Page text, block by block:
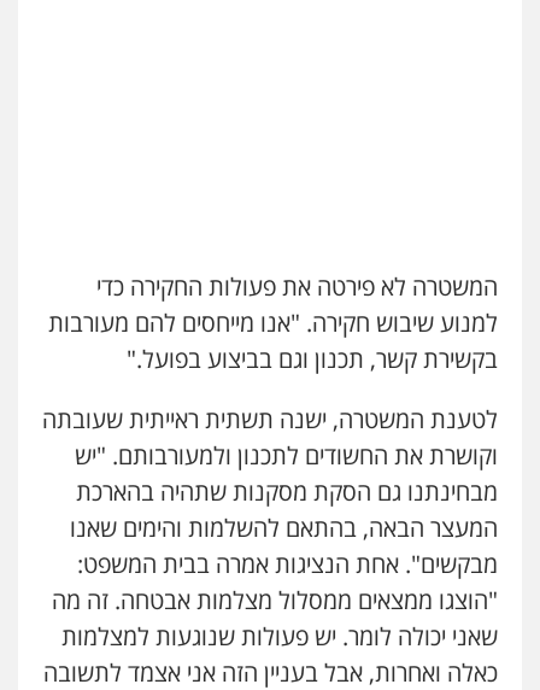
עו"ד שלומי שרון
פלילי צבאי מעצרים וחקירות
0547342002
עו"ד אלון קריטי
פלילי כלכלי אלימות סמים מעצרים
0525544654
עו"ד דפנה לביא
משפחה גישור
0507206063
המשטרה לא פירטה את פעולות החקירה כדי
למנוע שיבוש חקירה. "אנו מייחסים להם מעורבות
בקשירת קשר, תכנון וגם בביצוע בפועל."
לטענת המשטרה, ישנה תשתית ראייתית שעובתה
וקושרת את החשודים לתכנון ולמעורבותם. "יש
מבחינתנו גם הסקת מסקנות שתהיה בהארכת
המעצר הבאה, בהתאם להשלמות והימים שאנו
מבקשים". אחת הנציגות אמרה בבית המשפט:
"הוצגו ממצאים ממסלול מצלמות אבטחה. זה מה
שאני יכולה לומר. יש פעולות שנוגעות למצלמות
כאלה ואחרות, אבל בעניין הזה אני אצמד לתשובה